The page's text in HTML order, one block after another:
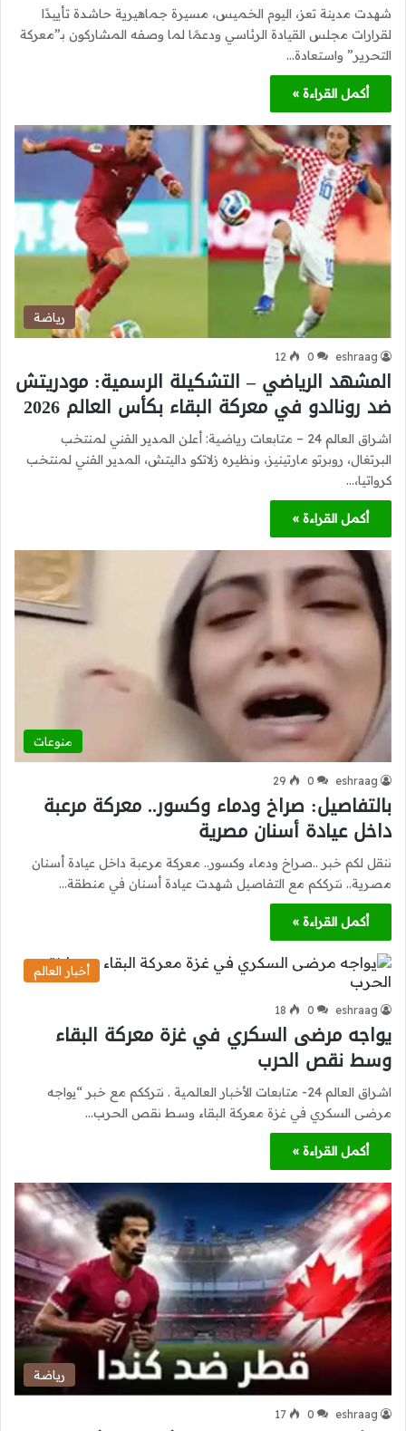
شهدت مدينة تعز، اليوم الخميس، مسيرة جماهيرية حاشدة تأييدًا
لقرارات مجلس القيادة الرئاسي ودعمًا لما وصفه المشاركون بـ”معركة
التحرير” واستعادة…
أكمل القراءة »
رياضة
eshraag
0
12
المشهد الرياضي – التشكيلة الرسمية: مودريتش
ضد رونالدو في معركة البقاء بكأس العالم 2026
اشراق العالم 24 – متابعات رياضية: أعلن المدير الفني لمنتخب
البرتغال، روبرتو مارتينيز، ونظيره زلاتكو داليتش، المدير الفني لمنتخب
كرواتيا،…
أكمل القراءة »
منوعات
eshraag
0
29
بالتفاصيل: صراخ ودماء وكسور.. معركة مرعبة
داخل عيادة أسنان مصرية
ننقل لكم خبر ..صراخ ودماء وكسور.. معركة مرعبة داخل عيادة أسنان
مصرية.. نترككم مع التفاصيل شهدت عيادة أسنان في منطقة…
أكمل القراءة »
أخبار العالم
eshraag
0
18
يواجه مرضى السكري في غزة معركة البقاء
وسط نقص الحرب
اشراق العالم 24- متابعات الأخبار العالمية . نترككم مع خبر “يواجه
مرضى السكري في غزة معركة البقاء وسط نقص الحرب…
أكمل القراءة »
رياضة
eshraag
0
17